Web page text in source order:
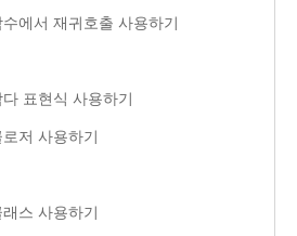
에서 재귀호출 사용하기
표현식 사용하기
저 사용하기
스 사용하기